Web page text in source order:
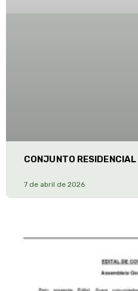
CONJUNTO
7 de abril de 2026